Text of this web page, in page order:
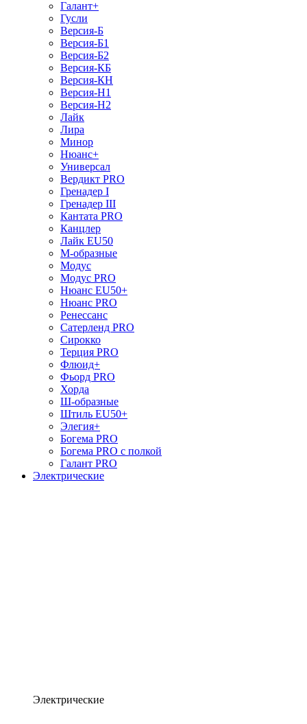
Галант+
Гусли
Версия-Б
Версия-Б1
Версия-Б2
Версия-КБ
Версия-КН
Версия-Н1
Версия-Н2
Лайк
Лира
Минор
Нюанс+
Универсал
Вердикт PRO
Гренадер I
Гренадер III
Кантата PRO
Канцлер
Лайк EU50
М-образные
Модус
Модус PRO
Нюанс EU50+
Нюанс PRO
Ренессанс
Сатерленд PRO
Сирокко
Терция PRO
Флюид+
Фьорд PRO
Хорда
Ш-образные
Штиль EU50+
Элегия+
Богема PRO
Богема PRO с полкой
Галант PRO
Электрические
Электрические